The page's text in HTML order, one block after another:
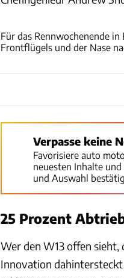
Für das Rennwochenende
Frontflügels und der Nase
Verpasse keine
Favorisiere auto
neuesten Inhalte
und Auswahl
25 Prozent
Wer den W13 offen
Innovation dahintersteckt